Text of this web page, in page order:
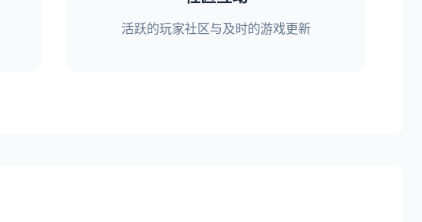
活跃的玩家社区与及时的游戏更新